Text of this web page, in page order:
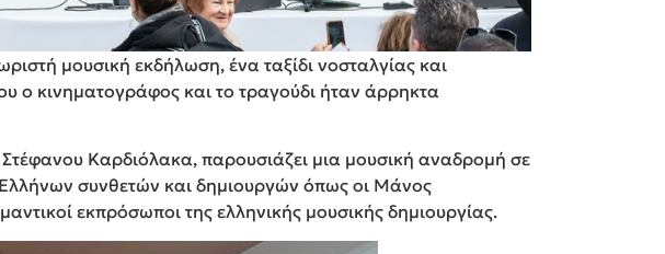
μουσική εκδήλωση, ένα ταξίδι νοσταλγίας και
ο κινηματογράφος και το τραγούδι ήταν άρρηκτα
Καρδιόλακα, παρουσιάζει μια μουσική αναδρομή σε
συνθετών και δημιουργών όπως οι Μάνος
εκπρόσωποι της ελληνικής μουσικής δημιουργίας.